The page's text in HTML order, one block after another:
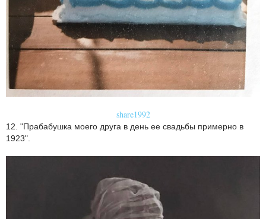
share1992
12. "Прабабушка моего друга в день ее свадьбы примерно в
1923".